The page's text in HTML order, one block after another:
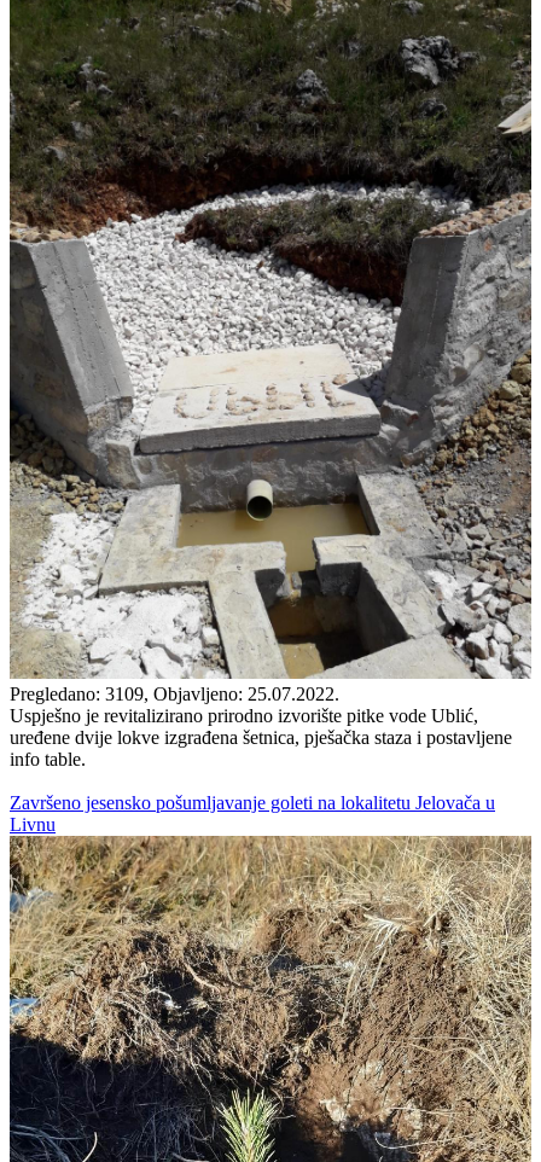
Pregledano: 3109, Objavljeno: 25.07.2022.
Uspješno je revitalizirano prirodno izvorište pitke vode Ublić,
uređene dvije lokve izgrađena šetnica, pješačka staza i postavljene
info table.
Završeno jesensko pošumljavanje goleti na lokalitetu Jelovača u
Livnu